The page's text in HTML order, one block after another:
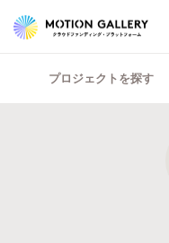
プロジェクトを探す